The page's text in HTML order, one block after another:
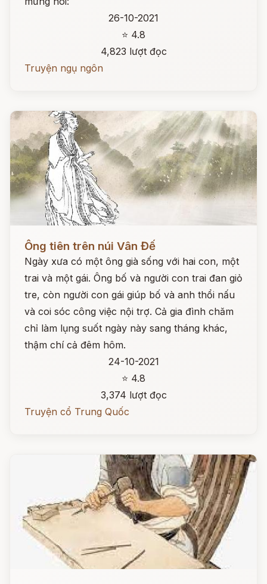
26-10-2021
⭐ 4.8
4,823 lượt đọc
Truyện ngụ ngôn
Đọc ngay
Ông tiên trên núi Vân Đế
Ngày xưa có một ông già sống với hai con, một
trai và một gái. Ông bố và người con trai đan giỏ
tre, còn người con gái giúp bố và anh thổi nấu
và coi sóc công việc nội trợ. Cả gia đình chăm
chỉ làm lụng suốt ngày này sang tháng khác,
thậm chí cả đêm hôm.
24-10-2021
⭐ 4.8
3,374 lượt đọc
Truyện cổ Trung Quốc